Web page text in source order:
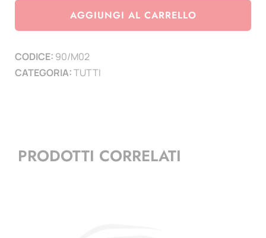
anno
AGGIUNGI AL CARRELLO
CODICE: 90/M02
CATEGORIA:TUTTI
PRODOTTI CORRELATI